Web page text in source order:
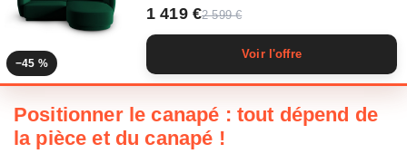
−45 %
1 419 €2 599 €
Voir l'offre
Positionner le canapé : tout dépend de
la pièce et du canapé !